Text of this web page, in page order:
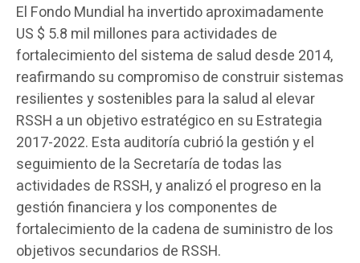
El Fondo Mundial ha invertido aproximadamente
US $ 5.8 mil millones para actividades de
fortalecimiento del sistema de salud desde 2014,
reafirmando su compromiso de construir sistemas
resilientes y sostenibles para la salud al elevar
RSSH a un objetivo estratégico en su Estrategia
2017-2022. Esta auditoría cubrió la gestión y el
seguimiento de la Secretaría de todas las
actividades de RSSH, y analizó el progreso en la
gestión financiera y los componentes de
fortalecimiento de la cadena de suministro de los
objetivos secundarios de RSSH.